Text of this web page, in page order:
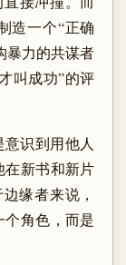
造一个“正确
暴力的共谋者
叫成功”的评
识到用他人
在新书和新片
缘者来说，
角色，而是